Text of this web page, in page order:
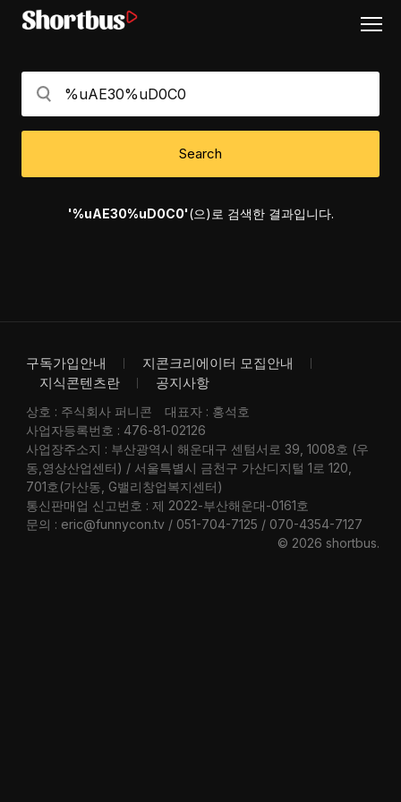
Search
'%uAE30%uD0C0'(으)로 검색한 결과입니다.
구독가입안내
지콘크리에이터 모집안내
지식콘텐츠란
공지사항
상호 : 주식회사 퍼니콘
대표자 : 홍석호
사업자등록번호 : 476-81-02126
사업장주소지 : 부산광역시 해운대구 센텀서로 39, 1008호 (우
동,영상산업센터) / 서울특별시 금천구 가산디지털 1로 120,
701호(가산동, G밸리창업복지센터)
통신판매업 신고번호 : 제 2022-부산해운대-0161호
문의 : eric@funnycon.tv / 051-704-7125 / 070-4354-7127
© 2026 shortbus.